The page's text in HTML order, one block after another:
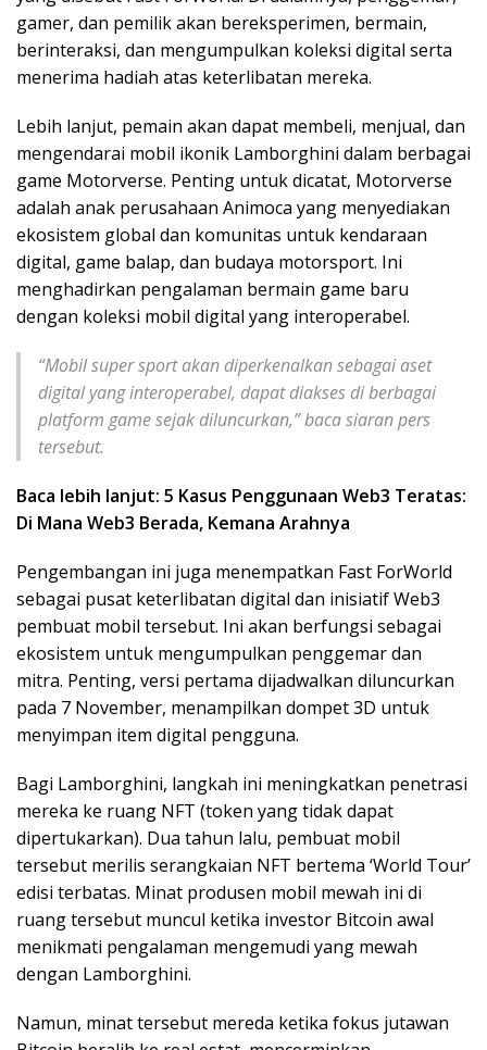
gamer, dan pemilik akan bereksperimen, bermain,
berinteraksi, dan mengumpulkan koleksi digital serta
menerima hadiah atas keterlibatan mereka.
Lebih lanjut, pemain akan dapat membeli, menjual, dan
mengendarai mobil ikonik Lamborghini dalam berbagai
game Motorverse. Penting untuk dicatat, Motorverse
adalah anak perusahaan Animoca yang menyediakan
ekosistem global dan komunitas untuk kendaraan
digital, game balap, dan budaya motorsport. Ini
menghadirkan pengalaman bermain game baru
dengan koleksi mobil digital yang interoperabel.
“Mobil super sport akan diperkenalkan sebagai aset
digital yang interoperabel, dapat diakses di berbagai
platform game sejak diluncurkan,” baca siaran pers
tersebut.
Baca lebih lanjut: 5 Kasus Penggunaan Web3 Teratas:
Di Mana Web3 Berada, Kemana Arahnya
Pengembangan ini juga menempatkan Fast ForWorld
sebagai pusat keterlibatan digital dan inisiatif Web3
pembuat mobil tersebut. Ini akan berfungsi sebagai
ekosistem untuk mengumpulkan penggemar dan
mitra. Penting, versi pertama dijadwalkan diluncurkan
pada 7 November, menampilkan dompet 3D untuk
menyimpan item digital pengguna.
Bagi Lamborghini, langkah ini meningkatkan penetrasi
mereka ke ruang NFT (token yang tidak dapat
dipertukarkan). Dua tahun lalu, pembuat mobil
tersebut merilis serangkaian NFT bertema ‘World Tour’
edisi terbatas. Minat produsen mobil mewah ini di
ruang tersebut muncul ketika investor Bitcoin awal
menikmati pengalaman mengemudi yang mewah
dengan Lamborghini.
Namun, minat tersebut mereda ketika fokus jutawan